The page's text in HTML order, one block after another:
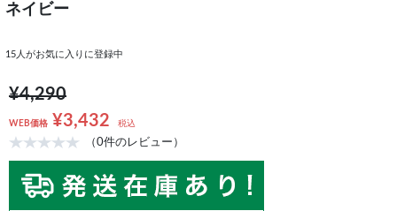
ネイビー
15 人がお気に入りに登録中
¥4,290
WEB価格 ¥3,432 税込
（0件のレビュー）